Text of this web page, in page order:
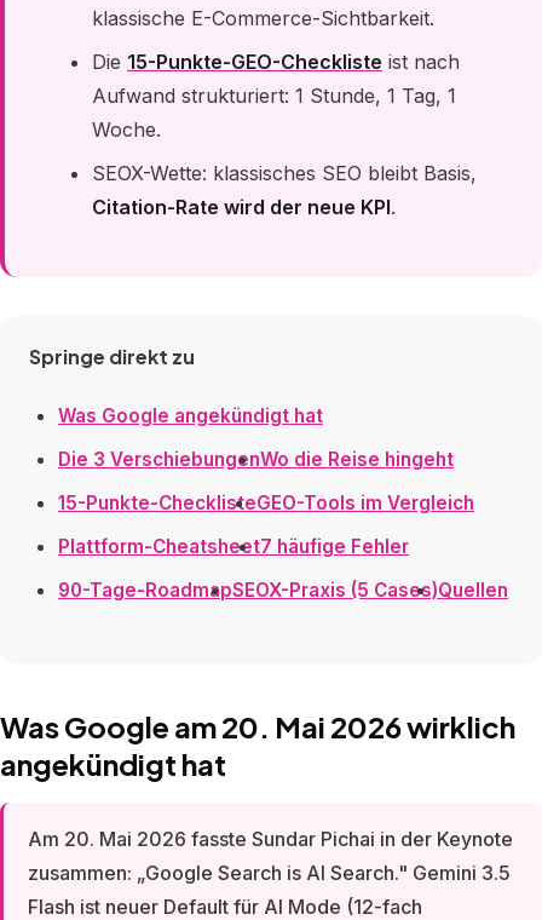
klassische E-Commerce-Sichtbarkeit.
Die 15-Punkte-GEO-Checkliste ist nach
Aufwand strukturiert: 1 Stunde, 1 Tag, 1
Woche.
SEOX-Wette: klassisches SEO bleibt Basis,
Citation-Rate wird der neue KPI.
Springe direkt zu
Was Google angekündigt hat
Die 3 VerschiebungenWo die Reise hingeht
15-Punkte-ChecklisteGEO-Tools im Vergleich
Plattform-Cheatsheet7 häufige Fehler
90-Tage-RoadmapSEOX-Praxis (5 Cases)Quellen
Was Google am 20. Mai 2026 wirklich
angekündigt hat
Am 20. Mai 2026 fasste Sundar Pichai in der Keynote
zusammen: „Google Search is AI Search." Gemini 3.5
Flash ist neuer Default für AI Mode (12-fach